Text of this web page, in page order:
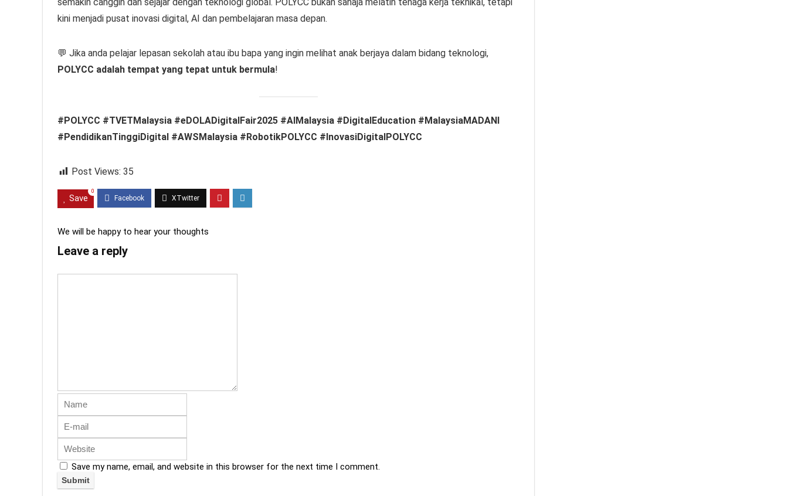
kini menjadi pusat inovasi digital, AI dan pembelajaran masa depan.
💬 Jika anda pelajar lepasan sekolah atau ibu bapa yang ingin melihat anak berjaya dalam bidang teknologi,
POLYCC adalah tempat yang tepat untuk bermula!
#POLYCC #TVETMalaysia #eDOLADigitalFair2025 #AIMalaysia #DigitalEducation #MalaysiaMADANI
#PendidikanTinggiDigital #AWSMalaysia #RobotikPOLYCC #InovasiDigitalPOLYCC
Post Views: 35
Save
0
We will be happy to hear your thoughts
Leave a reply
Save my name, email, and website in this browser for the next time I comment.